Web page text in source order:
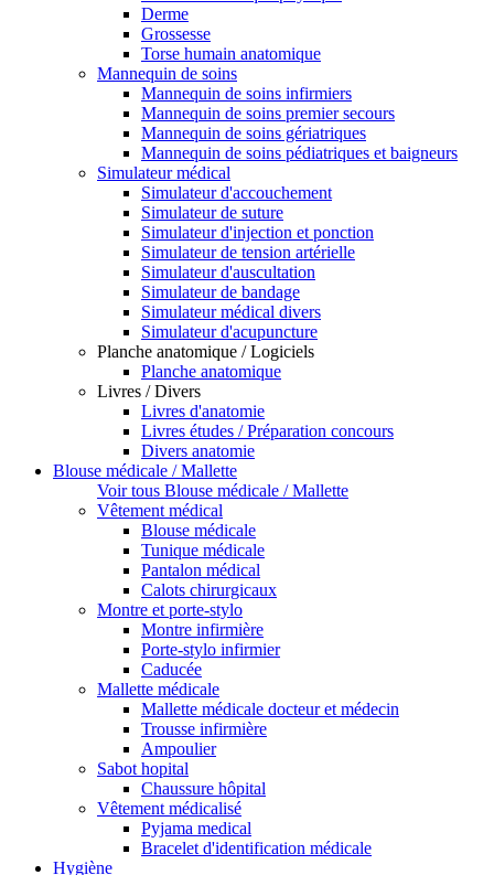
Derme
Grossesse
Torse humain anatomique
Mannequin de soins
Mannequin de soins infirmiers
Mannequin de soins premier secours
Mannequin de soins gériatriques
Mannequin de soins pédiatriques et baigneurs
Simulateur médical
Simulateur d'accouchement
Simulateur de suture
Simulateur d'injection et ponction
Simulateur de tension artérielle
Simulateur d'auscultation
Simulateur de bandage
Simulateur médical divers
Simulateur d'acupuncture
Planche anatomique / Logiciels
Planche anatomique
Livres / Divers
Livres d'anatomie
Livres études / Préparation concours
Divers anatomie
Blouse médicale / Mallette
Voir tous Blouse médicale / Mallette
Vêtement médical
Blouse médicale
Tunique médicale
Pantalon médical
Calots chirurgicaux
Montre et porte-stylo
Montre infirmière
Porte-stylo infirmier
Caducée
Mallette médicale
Mallette médicale docteur et médecin
Trousse infirmière
Ampoulier
Sabot hopital
Chaussure hôpital
Vêtement médicalisé
Pyjama medical
Bracelet d'identification médicale
Hygiène